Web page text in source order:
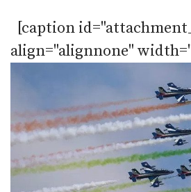
[caption
align="alignnone"